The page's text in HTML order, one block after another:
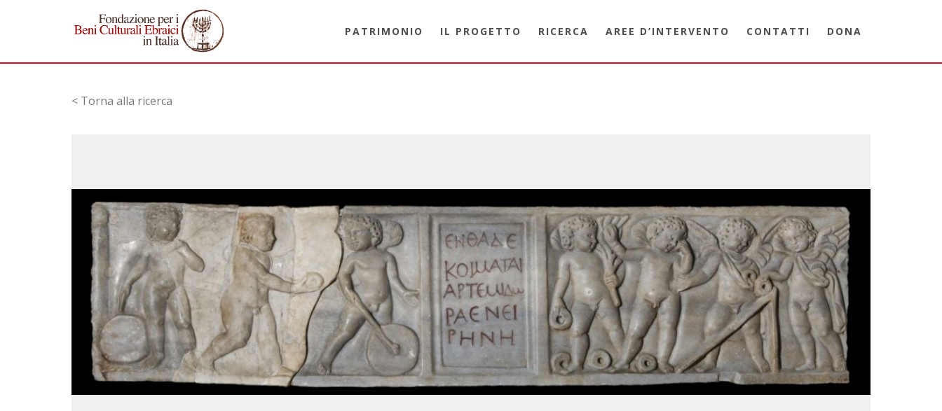
PATRIMONIO IL PROGETTO RICERCA AREE D’INTERVENTO CONTATTI DONA
< Torna alla ricerca